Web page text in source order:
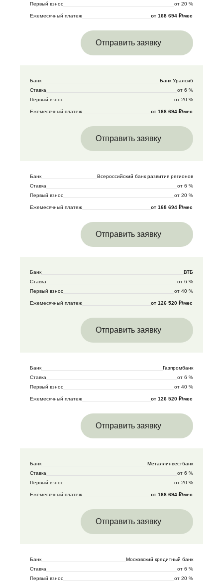
Первый взнос
от 20 %
Ежемесячный платеж от 168 694 ₽/мес
Отправить заявку
Банк
Банк Уралсиб
Ставка
от 6 %
Первый взнос
от 20 %
Ежемесячный платеж от 168 694 ₽/мес
Отправить заявку
Банк
Всероссийский банк развития регионов
Ставка
от 6 %
Первый взнос
от 20 %
Ежемесячный платеж от 168 694 ₽/мес
Отправить заявку
Банк
ВТБ
Ставка
от 6 %
Первый взнос
от 40 %
Ежемесячный платеж от 126 520 ₽/мес
Отправить заявку
Банк
Газпромбанк
Ставка
от 6 %
Первый взнос
от 40 %
Ежемесячный платеж от 126 520 ₽/мес
Отправить заявку
Банк
Металлинвестбанк
Ставка
от 6 %
Первый взнос
от 20 %
Ежемесячный платеж от 168 694 ₽/мес
Отправить заявку
Банк
Московский кредитный банк
Ставка
от 6 %
Первый взнос
от 20 %